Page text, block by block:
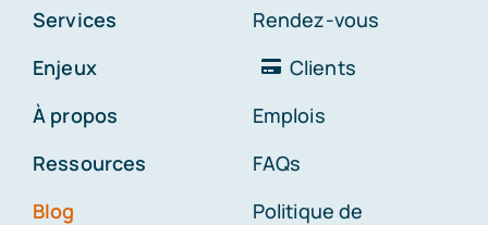
Services
Enjeux
À propos
Ressources
Blog
Rendez-vous
Clients
Emplois
FAQs
Politique de